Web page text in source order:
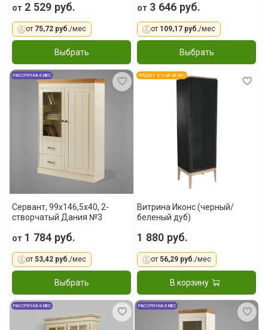
от2 529 руб.
от 75,72 руб./мес
Выбрать
от3 646 руб.
от 109,17 руб./мес
Выбрать
РАССРОЧКА 6 МЕС
Сервант, 99x146,5x40, 2-
створчатый Дания №3
от1 784 руб.
от 53,42 руб./мес
Выбрать
КРЕДИТ 4 % НА 36 МЕС
Витрина Иконс (черный/
беленый дуб)
1 880 руб.
от 56,29 руб./мес
В корзину
РАССРОЧКА 6 МЕС РАССРОЧКА 6 МЕС